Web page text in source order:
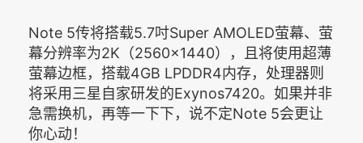
Note 5传将搭载5.7吋Super AMOLED萤幕、萤
幕分辨率为2K（2560x1440），且将使用超薄
萤幕边框，搭载4GB LPDDR4内存，处理器则
将采用三星自家研发的Exynos7420。如果并非
急需换机，再等一下下，说不定Note 5会更让
你心动！